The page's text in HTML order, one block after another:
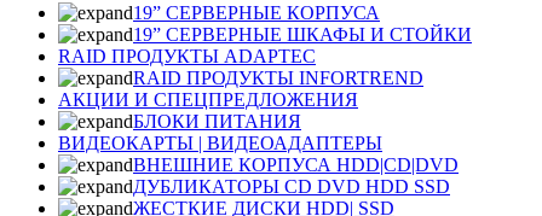
19” СЕРВЕРНЫЕ КОРПУСА
19” СЕРВЕРНЫЕ ШКАФЫ И СТОЙКИ
RAID ПРОДУКТЫ ADAPTEC
RAID ПРОДУКТЫ INFORTREND
АКЦИИ И СПЕЦПРЕДЛОЖЕНИЯ
БЛОКИ ПИТАНИЯ
ВИДЕОКАРТЫ | ВИДЕОАДАПТЕРЫ
ВНЕШНИЕ КОРПУСА HDD|CD|DVD
ДУБЛИКАТОРЫ CD DVD HDD SSD
ЖЕСТКИЕ ДИСКИ HDD| SSD